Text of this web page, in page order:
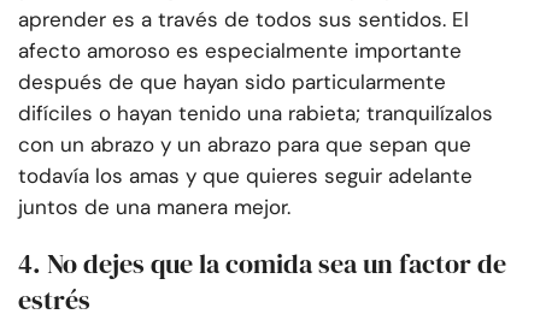
aprender es a través de todos sus sentidos. El
afecto amoroso es especialmente importante
después de que hayan sido particularmente
difíciles o hayan tenido una rabieta; tranquilízalos
con un abrazo y un abrazo para que sepan que
todavía los amas y que quieres seguir adelante
juntos de una manera mejor.
4. No dejes que la comida sea un factor de
estrés